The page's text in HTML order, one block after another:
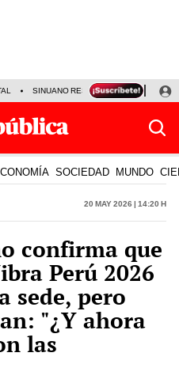
SINUANO RESULTADOS HOY
SOCIEDAD MUNDO
20 May 2026 | 14:20 h
confirma que
Perú 2026
sede, pero
"¿Y ahora
las